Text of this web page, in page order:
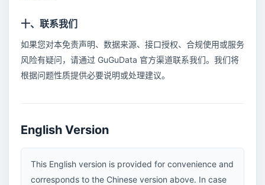
十、联系我们
如果您对本免责声明、数据来源、接口授权、合规使用或服务
风险有疑问，请通过 GuGuData 官方渠道联系我们。我们将
根据问题性质提供必要说明或处理建议。
English Version
This English version is provided for convenience and
corresponds to the Chinese version above. In case